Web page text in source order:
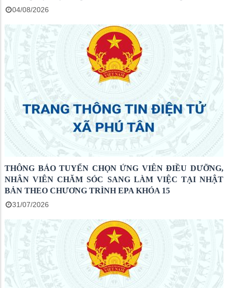
04/08/2026
THÔNG BÁO TUYỂN CHỌN ỨNG VIÊN ĐIỀU DƯỠNG,
NHÂN VIÊN CHĂM SÓC SANG LÀM VIỆC TẠI NHẬT
BẢN THEO CHƯƠNG TRÌNH EPA KHÓA 15
31/07/2026